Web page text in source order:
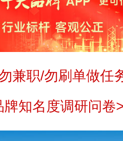
兼职/勿刷单做任
知名度调研问卷